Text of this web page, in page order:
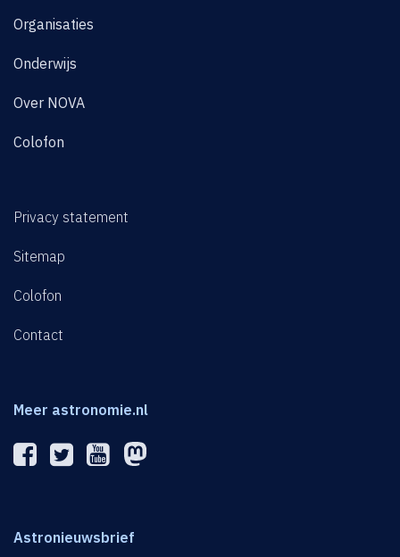
Organisaties
Onderwijs
Over NOVA
Colofon
Privacy statement
Sitemap
Colofon
Contact
Meer astronomie.nl
Astronieuwsbrief